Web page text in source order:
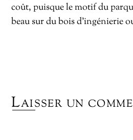
coût, puisque le motif du
beau sur du bois d’ingénierie
Laisser un